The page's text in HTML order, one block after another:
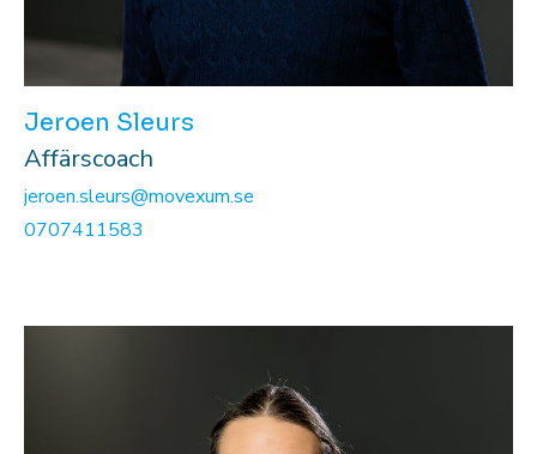
Jeroen Sleurs
Affärscoach
jeroen.sleurs@movexum.se
0707411583